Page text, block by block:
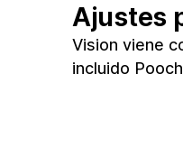
Ajustes
Vision viene
incluido